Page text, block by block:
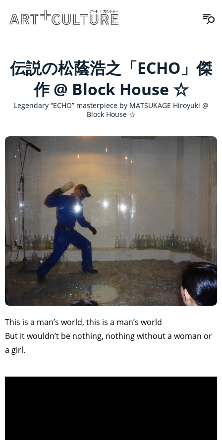
伝説の松蔭浩之「ECHO」傑
作 @ Block House ☆
Legendary “ECHO” masterpiece by MATSUKAGE Hiroyuki @
Block House ☆
This is a man’s world, this is a man’s world
But it wouldn’t be nothing, nothing without a woman or
a girl.